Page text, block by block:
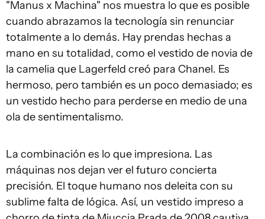
"Manus x Machina" nos muestra lo que es posible
cuando abrazamos la tecnología sin renunciar
totalmente a lo demás. Hay prendas hechas a
mano en su totalidad, como el vestido de novia de
la camelia que Lagerfeld creó para Chanel. Es
hermoso, pero también es un poco demasiado; es
un vestido hecho para perderse en medio de una
ola de sentimentalismo.
La combinación es lo que impresiona. Las
máquinas nos dejan ver el futuro concierta
precisión. El toque humano nos deleita con su
sublime falta de lógica. Así, un vestido impreso a